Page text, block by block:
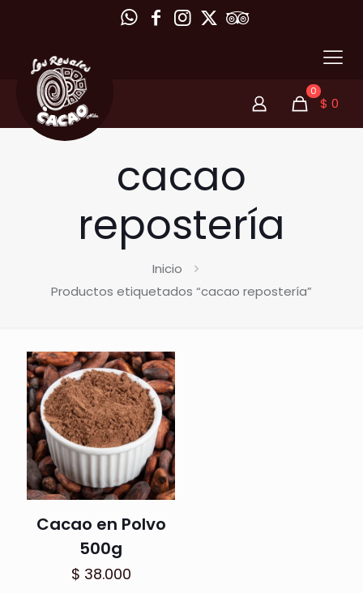
0
$ 0
cacao
repostería
Inicio
Productos etiquetados “cacao repostería”
Cacao en Polvo
500g
$ 38.000